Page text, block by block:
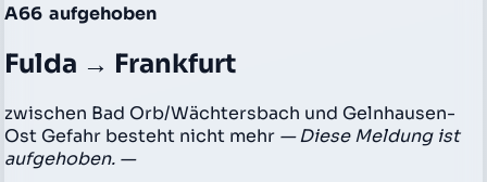
A66 aufgehoben
Fulda → Frankfurt
zwischen Bad Orb/Wächtersbach und Gelnhausen-
Ost Gefahr besteht nicht mehr — Diese Meldung ist
aufgehoben. —